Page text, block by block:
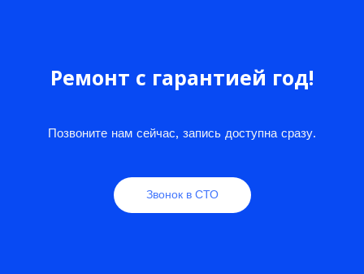
Ремонт с гарантией год!
Позвоните нам сейчас, запись доступна сразу.
Звонок в СТО